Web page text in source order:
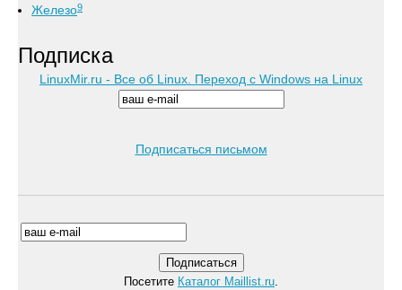
Железо9
Подписка
LinuxMir.ru - Все об Linux. Переход с Windows на Linux
Подписаться письмом
Посетите Каталог Maillist.ru.